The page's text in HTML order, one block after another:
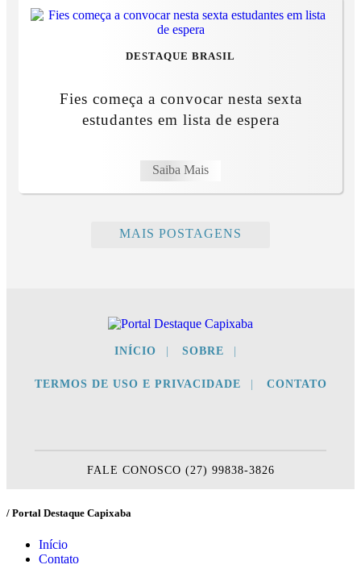
DESTAQUE BRASIL
Fies começa a convocar nesta sexta
estudantes em lista de espera
Saiba Mais
MAIS POSTAGENS
INÍCIO SOBRE
TERMOS DE USO E PRIVACIDADE CONTATO
FALE CONOSCO (27) 99838-3826
/ Portal Destaque Capixaba
Início
Contato